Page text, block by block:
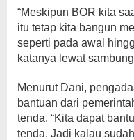
“Meskipun BOR kita
itu tetap kita bangun
seperti pada awal
katanya lewat
Menurut Dani,
bantuan dari
tenda. “Kita dapat
tenda. Jadi kalau